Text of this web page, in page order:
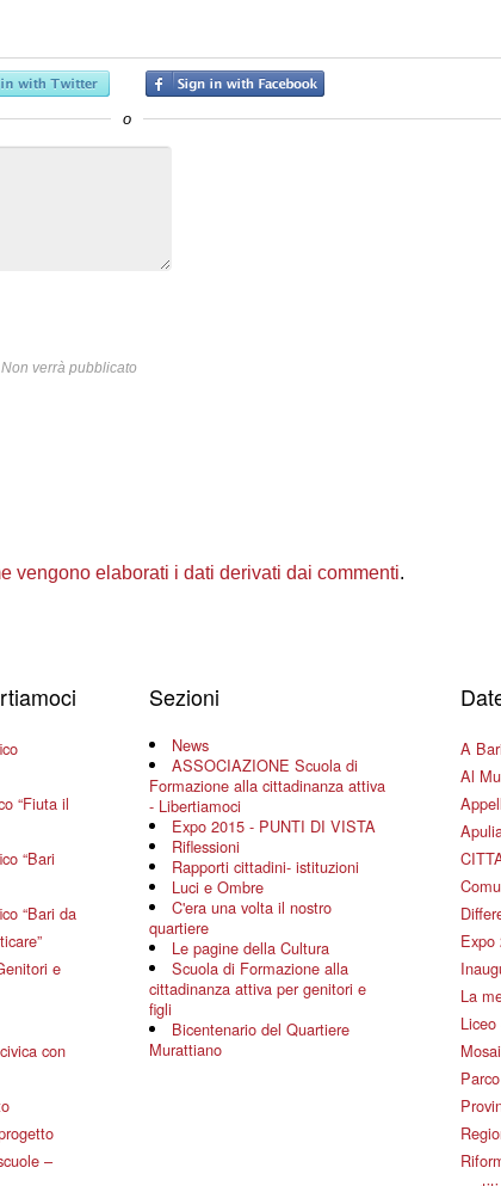
o
Non verrà pubblicato
vengono elaborati i dati derivati dai commenti.
“Fiuta il
“Bari
“Bari da
e
con
–
Sezioni
News
ASSOCIAZIONE Scuola di
Formazione alla cittadinanza attiva
- Libertiamoci
Expo 2015 - PUNTI DI VISTA
Riflessioni
Rapporti cittadini- istituzioni
Luci e Ombre
C'era una volta il nostro
quartiere
Le pagine della Cultura
Scuola di Formazione alla
cittadinanza attiva per genitori e
figli
Bicentenario del Quartiere
Murattiano
A
Al
Expo
La